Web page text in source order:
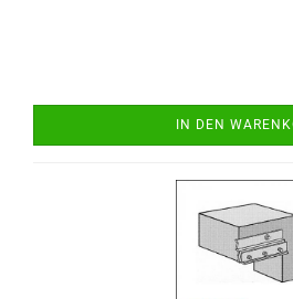
IN DEN